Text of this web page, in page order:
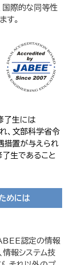
国際的な同等性
す｡
了生には
、文部科学省令
措置が与えられ
生であること
めには
認定の情報
情報システム技